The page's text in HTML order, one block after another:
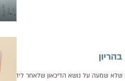
שלא שמעה על נושא הדיכאון שלאחר לידה.